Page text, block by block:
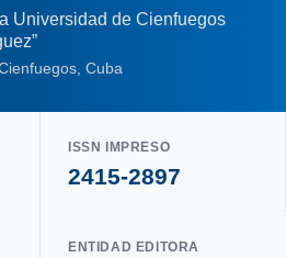
Universidad de Cienfuegos
Cuba
ISSN IMPRESO
2415-2897
ENTIDAD EDITORA